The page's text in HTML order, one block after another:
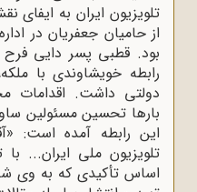
تلویزیون ایران به
از حامیان جعفریان در
بود. قطبی پسر دایی فرح
رابطه خویشاوندی با
دولتی داشت. اقدامات
بارها تحسین مسئولین
این رابطه آمده است:
تلویزیون ملی ایران...
اساس تأکیدی که به وی